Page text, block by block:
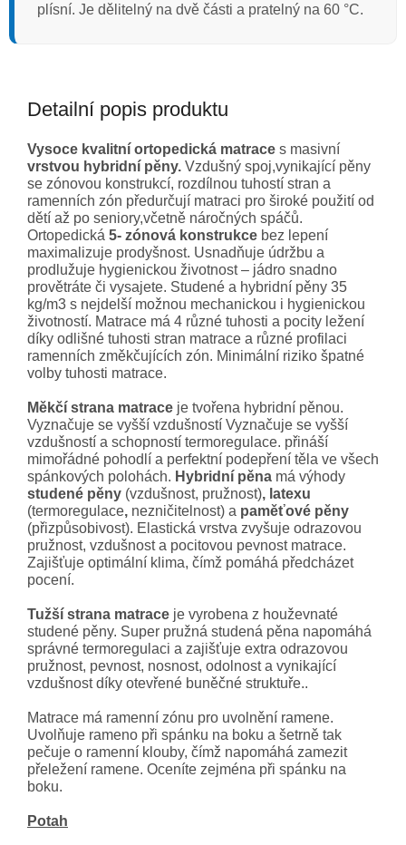
plísní. Je dělitelný na dvě části a pratelný na 60 °C.
Detailní popis produktu
Vysoce kvalitní ortopedická matrace s masivní
vrstvou hybridní pěny. Vzdušný spoj,vynikající pěny
se zónovou konstrukcí, rozdílnou tuhostí stran a
ramenních zón předurčují matraci pro široké použití od
dětí až po seniory,včetně náročných spáčů.
Ortopedická 5- zónová konstrukce bez lepení
maximalizuje prodyšnost. Usnadňuje údržbu a
prodlužuje hygienickou životnost – jádro snadno
provětráte či vysajete. Studené a hybridní pěny 35
kg/m3 s nejdelší možnou mechanickou i hygienickou
životností. Matrace má 4 různé tuhosti a pocity ležení
díky odlišné tuhosti stran matrace a různé profilaci
ramenních změkčujících zón. Minimální riziko špatné
volby tuhosti matrace.
Měkčí strana matrace je tvořena hybridní pěnou.
Vyznačuje se vyšší vzdušností Vyznačuje se vyšší
vzdušností a schopností termoregulace. přináší
mimořádné pohodlí a perfektní podepření těla ve všech
spánkových polohách. Hybridní pěna má výhody
studené pěny (vzdušnost, pružnost), latexu
(termoregulace, nezničitelnost) a paměťové pěny
(přizpůsobivost). Elastická vrstva zvyšuje odrazovou
pružnost, vzdušnost a pocitovou pevnost matrace.
Zajišťuje optimální klima, čímž pomáhá předcházet
pocení.
Tužší strana matrace je vyrobena z houževnaté
studené pěny. Super pružná studená pěna napomáhá
správné termoregulaci a zajišťuje extra odrazovou
pružnost, pevnost, nosnost, odolnost a vynikající
vzdušnost díky otevřené buněčné struktuře..
Matrace má ramenní zónu pro uvolnění ramene.
Uvolňuje rameno při spánku na boku a šetrně tak
pečuje o ramenní klouby, čímž napomáhá zamezit
přeležení ramene. Oceníte zejména při spánku na
boku.
Potah